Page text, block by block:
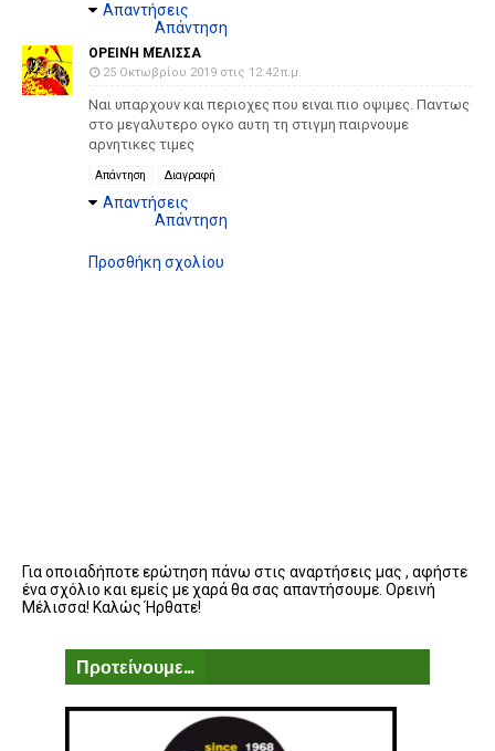
Απαντήσεις
Απάντηση
ΟΡΕΙΝΉ ΜΈΛΙΣΣΑ
25 Οκτωβρίου 2019 στις 12:42 π.μ.
Ναι υπαρχουν και περιοχες που ειναι πιο οψιμες. Παντως
στο μεγαλυτερο ογκο αυτη τη στιγμη παιρνουμε
αρνητικες τιμες
Απάντηση Διαγραφή
Απαντήσεις
Απάντηση
Προσθήκη σχολίου
Για οποιαδήποτε ερώτηση πάνω στις αναρτήσεις μας , αφήστε
ένα σχόλιο και εμείς με χαρά θα σας απαντήσουμε. Ορεινή
Μέλισσα! Καλώς Ήρθατε!
Προτείνουμε...